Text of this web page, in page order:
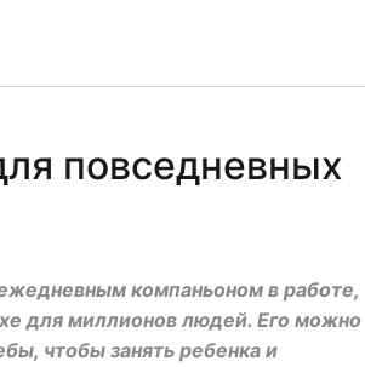
повседневных
компаньоном в работе,
для миллионов людей. Его можно
чтобы занять ребенка и